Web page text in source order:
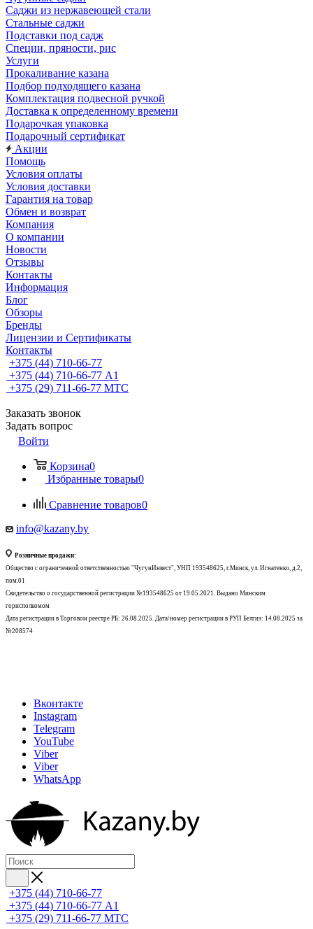
Саджи из нержавеющей стали
Стальные саджи
Подставки под садж
Специи, пряности, рис
Услуги
Прокаливание казана
Подбор подходящего казана
Комплектация подвесной ручкой
Доставка к определенному времени
Подарочкая упаковка
Подарочный сертификат
Акции
Помощь
Условия оплаты
Условия доставки
Гарантия на товар
Обмен и возврат
Компания
О компании
Новости
Отзывы
Контакты
Информация
Блог
Обзоры
Бренды
Лицензии и Сертификаты
Контакты
+375 (44) 710-66-77
+375 (44) 710-66-77 А1
+375 (29) 711-66-77 МТС
Заказать звонок
Задать вопрос
Войти
Корзина0
Избранные товары0
Сравнение товаров0
info@kazany.by
Розничные продажи:
Общество с ограниченной ответственностью "ЧугунИнвест", УНП 193548625, г.Минск, ул. Игнатенко, д.2,
пом.01
Свидетельство о государственной регистрации №193548625 от 19.05.2021. Выдано Минским
горисполкомом
Дата регистрации в Торговом реестре РБ: 26.08.2025. Дата/номер регистрации в РУП Белгиэ: 14.08.2025 за
№208574
Вконтакте
Instagram
Telegram
YouTube
Viber
Viber
WhatsApp
+375 (44) 710-66-77
+375 (44) 710-66-77 А1
+375 (29) 711-66-77 МТС